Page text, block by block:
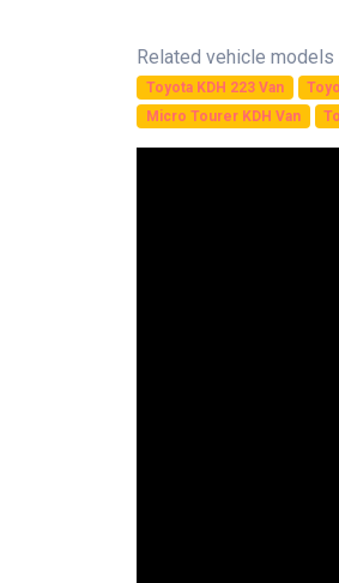
Related vehicle models
Toyota KDH 223 Van
Micro Tourer KDH Van